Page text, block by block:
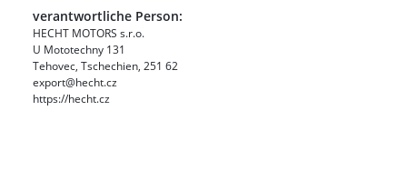
verantwortliche Person:
HECHT MOTORS s.r.o.
U Mototechny 131
Tehovec, Tschechien, 251 62
export@hecht.cz
https://hecht.cz